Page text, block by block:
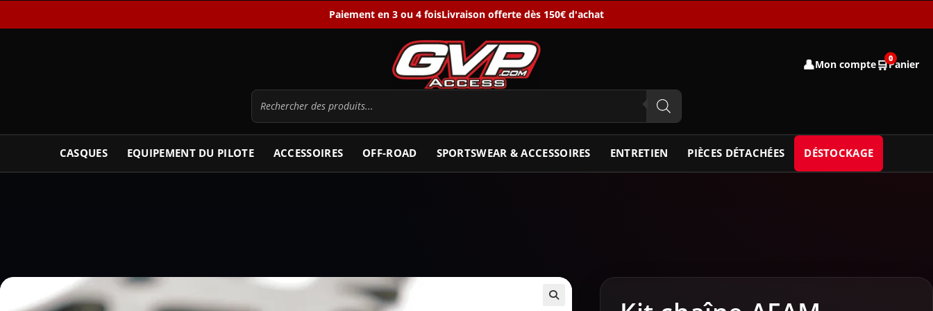
Paiement en 3 ou 4 foisLivraison offerte dès 150€ d'achat
👤Mon compte🛒0
Panier
CASQUES EQUIPEMENT DU PILOTE ACCESSOIRES OFF-ROAD SPORTSWEAR & ACCESSOIRES ENTRETIEN PIÈCES DÉTACHÉES DÉSTOCKAGE